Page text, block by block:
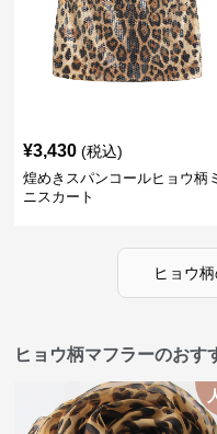
¥3,430 (税込)
煌めきスパンコールヒョウ柄ミ
ニスカート
ヒョウ柄
ヒョウ柄マフラーのおす